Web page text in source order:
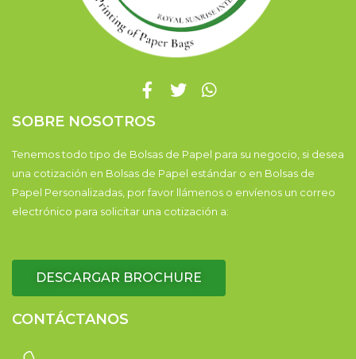
SOBRE NOSOTROS
Tenemos todo tipo de Bolsas de Papel para su negocio, si desea
una cotización en Bolsas de Papel estándar o en Bolsas de
Papel Personalizadas, por favor llámenos o envíenos un correo
electrónico para solicitar una cotización a:
DESCARGAR BROCHURE
CONTÁCTANOS